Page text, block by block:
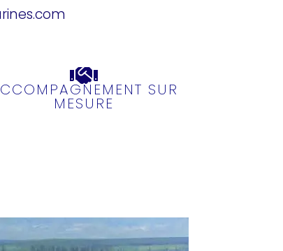
SUR
MESURE